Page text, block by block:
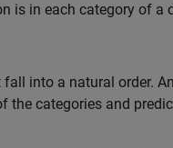
is in each category of a
into a natural order.
the categories and